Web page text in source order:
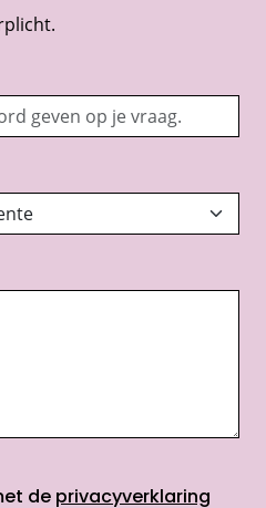
de privacyverklaring